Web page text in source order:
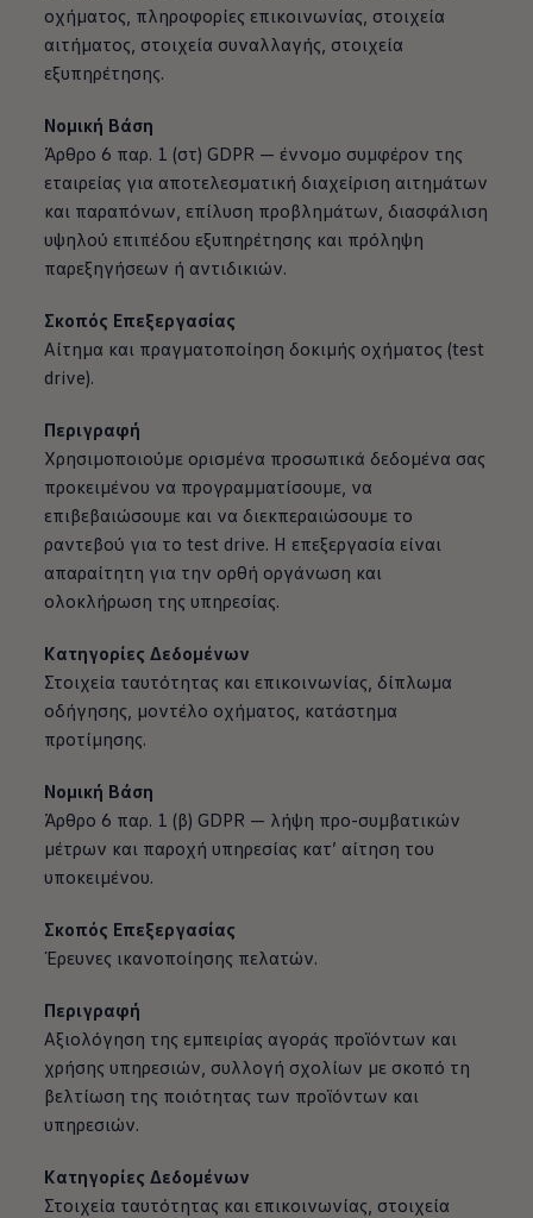
οχήματος, πληροφορίες επικοινωνίας, στοιχεία
αιτήματος, στοιχεία συναλλαγής, στοιχεία
εξυπηρέτησης.
Νομική Βάση
Άρθρο 6 παρ. 1 (στ) GDPR — έννομο συμφέρον της
εταιρείας για αποτελεσματική διαχείριση αιτημάτων
και παραπόνων, επίλυση προβλημάτων, διασφάλιση
υψηλού επιπέδου εξυπηρέτησης και πρόληψη
παρεξηγήσεων ή αντιδικιών.
Σκοπός Επεξεργασίας
Αίτημα και πραγματοποίηση δοκιμής οχήματος (test
drive).
Περιγραφή
Χρησιμοποιούμε ορισμένα προσωπικά δεδομένα σας
προκειμένου να προγραμματίσουμε, να
επιβεβαιώσουμε και να διεκπεραιώσουμε το
ραντεβού για το test drive. Η επεξεργασία είναι
απαραίτητη για την ορθή οργάνωση και
ολοκλήρωση της υπηρεσίας.
Κατηγορίες Δεδομένων
Στοιχεία ταυτότητας και επικοινωνίας, δίπλωμα
οδήγησης, μοντέλο οχήματος, κατάστημα
προτίμησης.
Νομική Βάση
Άρθρο 6 παρ. 1 (β) GDPR — λήψη προ-συμβατικών
μέτρων και παροχή υπηρεσίας κατ’ αίτηση του
υποκειμένου.
Σκοπός Επεξεργασίας
Έρευνες ικανοποίησης πελατών.
Περιγραφή
Αξιολόγηση της εμπειρίας αγοράς προϊόντων και
χρήσης υπηρεσιών, συλλογή σχολίων με σκοπό τη
βελτίωση της ποιότητας των προϊόντων και
υπηρεσιών.
Κατηγορίες Δεδομένων
Στοιχεία ταυτότητας και επικοινωνίας, στοιχεία